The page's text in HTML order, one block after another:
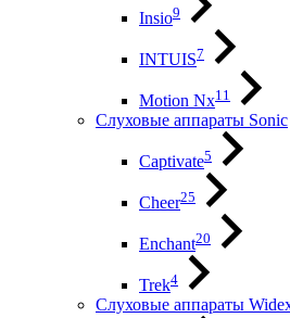
Insio9
INTUIS7
Motion Nx11
Слуховые аппараты Sonic
Captivate5
Cheer25
Enchant20
Trek4
Слуховые аппараты